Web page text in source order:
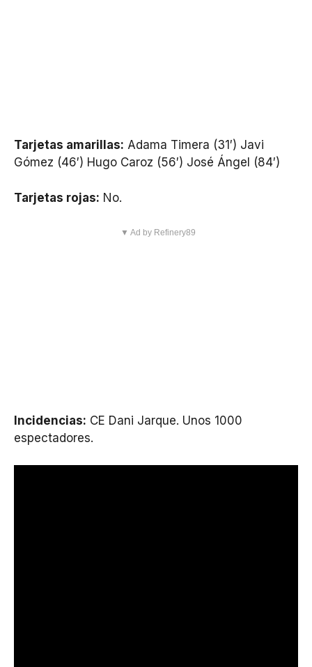
Tarjetas amarillas: Adama Timera (31′) Javi
Gómez (46′) Hugo Caroz (56′) José Ángel (84′)
Tarjetas rojas: No.
▼ Ad by Refinery89
Incidencias: CE Dani Jarque. Unos 1000
espectadores.